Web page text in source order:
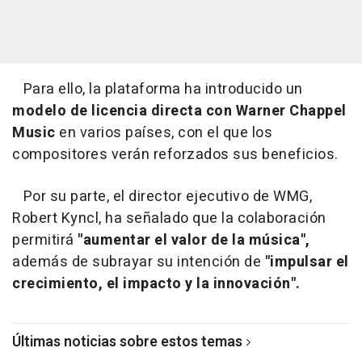
Para ello, la plataforma ha introducido un
modelo de licencia directa con Warner Chappel
Music en varios países, con el que los
compositores verán reforzados sus beneficios.
Por su parte, el director ejecutivo de WMG,
Robert Kyncl, ha señalado que la colaboración
permitirá "aumentar el valor de la música",
además de subrayar su intención de "impulsar el
crecimiento, el impacto y la innovación".
Últimas noticias sobre estos temas